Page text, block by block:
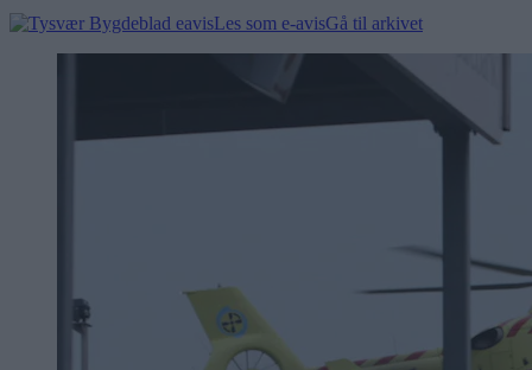
Les som e-avisGå til arkivet